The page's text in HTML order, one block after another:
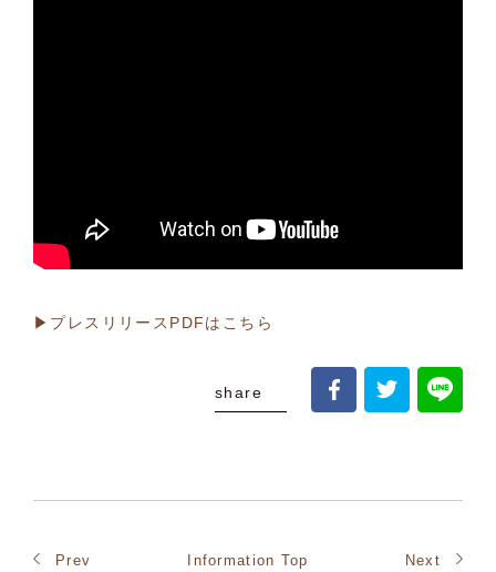
▶プレスリリースPDFはこちら
share
Prev Information Top Next